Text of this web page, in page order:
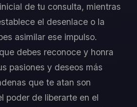
de tu consulta, mientras
el desenlace o la
asimilar ese impulso.
debes reconoce y honra
pasiones y deseos más
que te atan son
poder de liberarte en el